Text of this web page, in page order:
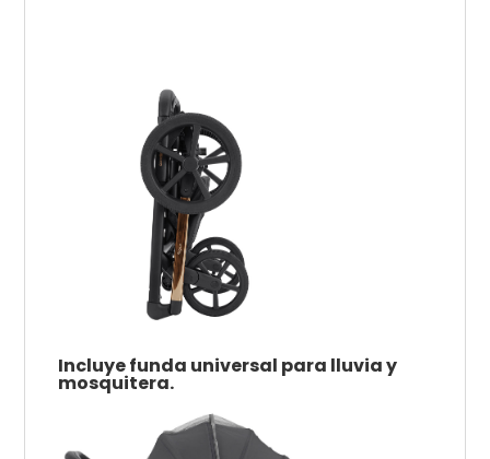
Incluye funda universal para lluvia y
mosquitera.